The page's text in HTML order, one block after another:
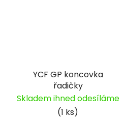
YCF GP koncovka
řadičky
Skladem ihned odesíláme
(1 ks)